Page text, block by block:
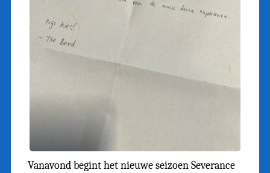
Vanavond begint het nieuwe seizoen Severance